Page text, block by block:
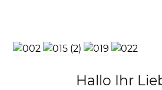
Hallo Ihr